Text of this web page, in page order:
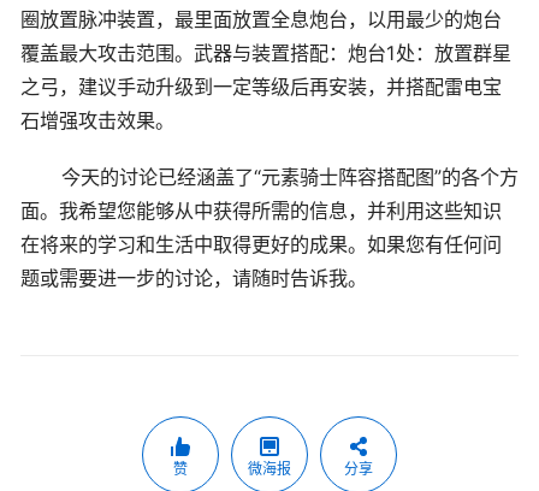
圈放置脉冲装置，最里面放置全息炮台，以用最少的炮台
覆盖最大攻击范围。武器与装置搭配：炮台1处：放置群星
之弓，建议手动升级到一定等级后再安装，并搭配雷电宝
石增强攻击效果。
今天的讨论已经涵盖了“元素骑士阵容搭配图”的各个方
面。我希望您能够从中获得所需的信息，并利用这些知识
在将来的学习和生活中取得更好的成果。如果您有任何问
题或需要进一步的讨论，请随时告诉我。
赞 微海报 分享